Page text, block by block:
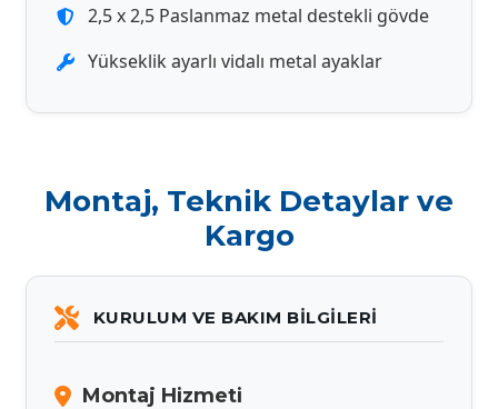
2,5 x 2,5 Paslanmaz metal destekli gövde
Yükseklik ayarlı vidalı metal ayaklar
Montaj, Teknik Detaylar ve
Kargo
KURULUM VE BAKIM BILGILERI
Montaj Hizmeti